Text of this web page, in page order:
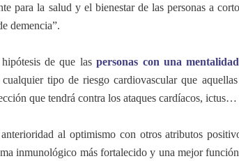
para la salud y el bienestar de las personas a
demencia”.
de que laspersonas con una
tipo de riesgo cardiovascular que aquellas
que tendrá contra los ataques cardíacos, ictus…
al optimismo con otros atributos
inmunológico más fortalecido y una mejor